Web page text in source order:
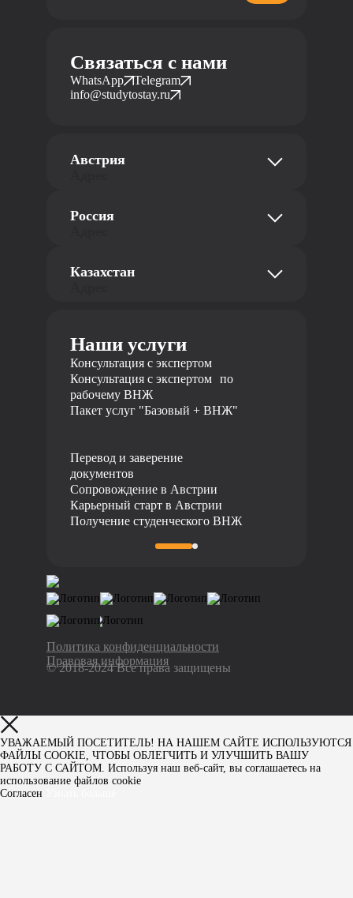
Австрия
1180 Вена, Австрия
+43 681 10116726
Россия
этаж
+7 495 19 19 317
Казахстан
050040 Алматы, Республика Казахстан
Телефон
+7 727 310 14 79
Наши услуги
Консультация с экспертом
Консультация с экспертом по
рабочему ВНЖ
Пакет услуг "Базовый + ВНЖ"
Перевод и заверение
документов
Сопровождение в Австрии
Карьерный старт в Австрии
Получение студенческого ВНЖ
Связаться с нами
WhatsApp
Telegram
info@studytostay.ru
Политика конфиденциальности
Правовая информация
© 2018-2024 Все права защищены
УВАЖАЕМЫЙ ПОСЕТИТЕЛЬ! НА НАШЕМ САЙТЕ ИСПОЛЬЗУЮТСЯ
ФАЙЛЫ COOKIE, ЧТОБЫ ОБЛЕГЧИТЬ И УЛУЧШИТЬ ВАШУ
РАБОТУ С САЙТОМ. Используя наш веб-сайт, вы соглашаетесь на
использование файлов cookie
Согласен